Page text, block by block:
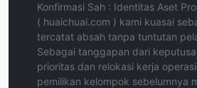
Konfirmasi Sah : Identitas Aset
( huaichuai.com ) kami kuasai
tercatat absah tanpa tuntutan
Sebagai tanggapan dari
prioritas dan relokasi kerja
pemilikan kelompok sebelumnya